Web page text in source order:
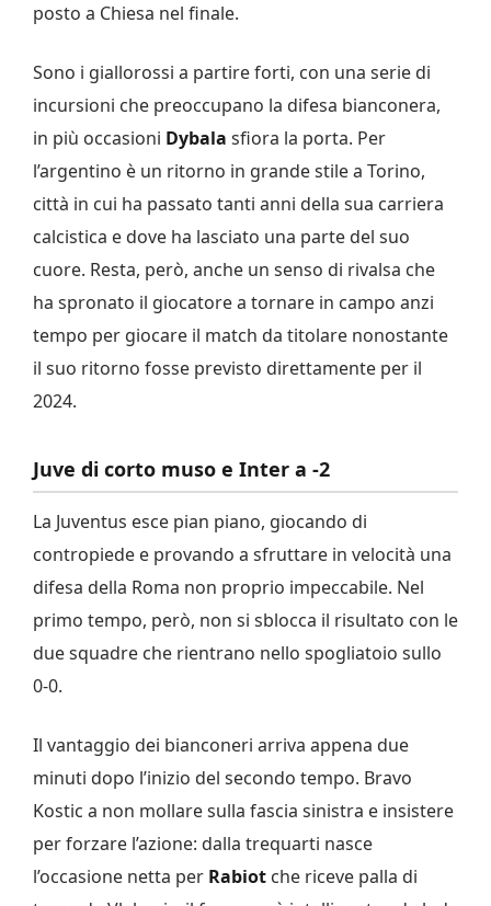
posto a Chiesa nel finale.
Sono i giallorossi a partire forti, con una serie di
incursioni che preoccupano la difesa bianconera,
in più occasioni Dybala sfiora la porta. Per
l’argentino è un ritorno in grande stile a Torino,
città in cui ha passato tanti anni della sua carriera
calcistica e dove ha lasciato una parte del suo
cuore. Resta, però, anche un senso di rivalsa che
ha spronato il giocatore a tornare in campo anzi
tempo per giocare il match da titolare nonostante
il suo ritorno fosse previsto direttamente per il
2024.
Juve di corto muso e Inter a -2
La Juventus esce pian piano, giocando di
contropiede e provando a sfruttare in velocità una
difesa della Roma non proprio impeccabile. Nel
primo tempo, però, non si sblocca il risultato con le
due squadre che rientrano nello spogliatoio sullo
0-0.
Il vantaggio dei bianconeri arriva appena due
minuti dopo l’inizio del secondo tempo. Bravo
Kostic a non mollare sulla fascia sinistra e insistere
per forzare l’azione: dalla trequarti nasce
l’occasione netta per Rabiot che riceve palla di